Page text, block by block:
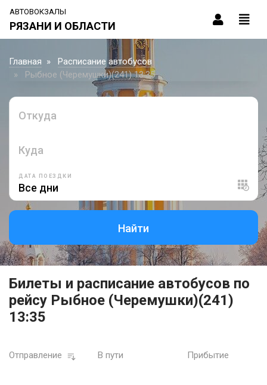
АВТОВОКЗАЛЫ
РЯЗАНИ И ОБЛАСТИ
Главная
Расписание автобусов
Рыбное (Черемушки)(241) 13:35
Откуда
Куда
ДАТА ПОЕЗДКИ
Найти
Билеты и расписание автобусов по
рейсу Рыбное (Черемушки)(241)
13:35
Отправление В пути Прибытие